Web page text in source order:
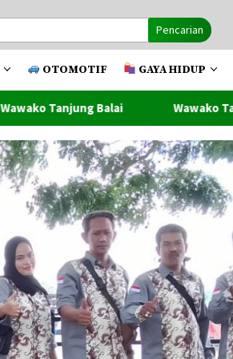
Pencarian
OTOMOTIF GAYA HIDUP
Wawako Tanjung Balai Lantik